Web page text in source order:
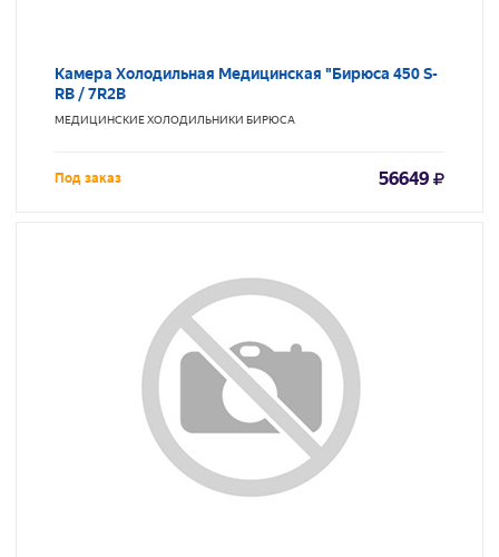
Камера Холодильная Медицинская "Бирюса 450 S-
RB / 7R2B
МЕДИЦИНСКИЕ ХОЛОДИЛЬНИКИ БИРЮСА
Под заказ 56649